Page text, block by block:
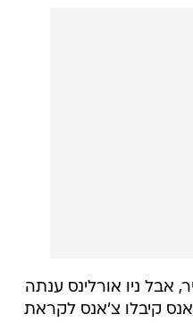
ברחו ל-0:14 מהיר, אבל ניו אורלינס ענתה
קיבלו צ'אנס לקראת